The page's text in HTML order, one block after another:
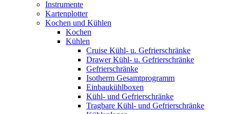
Instrumente
Kartenplotter
Kochen und Kühlen
Kochen
Kühlen
Cruise Kühl- u. Gefrierschränke
Drawer Kühl- u. Gefrierschränke
Gefrierschränke
Isotherm Gesamtprogramm
Einbaukühlboxen
Kühl- und Gefrierschränke
Tragbare Kühl- und Gefrierschränke